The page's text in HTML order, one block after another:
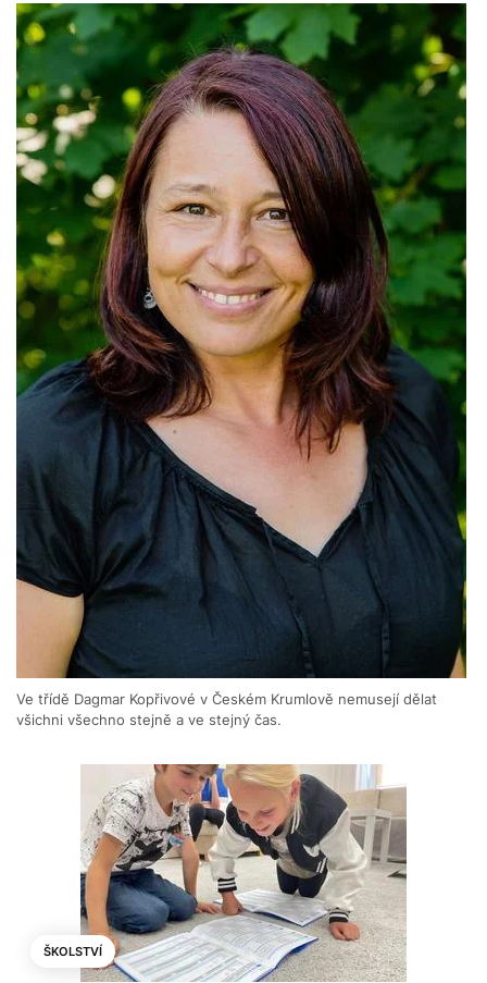
Ve třídě Dagmar Kopřivové v Českém Krumlově nemusejí dělat
všichni všechno stejně a ve stejný čas.
ŠKOLSTVÍ